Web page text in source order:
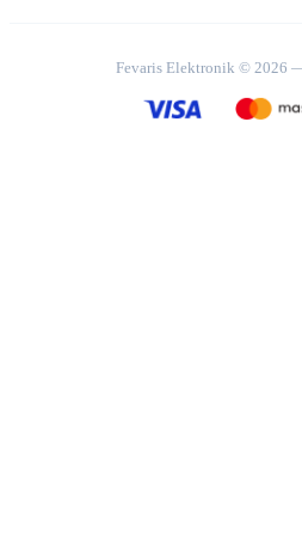
Fevaris Elektronik © 2026 —